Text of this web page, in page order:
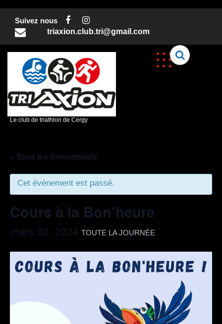
contentSuivez nous
triaxion.club.tri@gmail.com
Le club de triathlon de Cergy
« Tous les Évènements
Cet évènement est passé.
Cours à la Bon’heure
mars 30, 2024 TOUTE LA JOURNÉE